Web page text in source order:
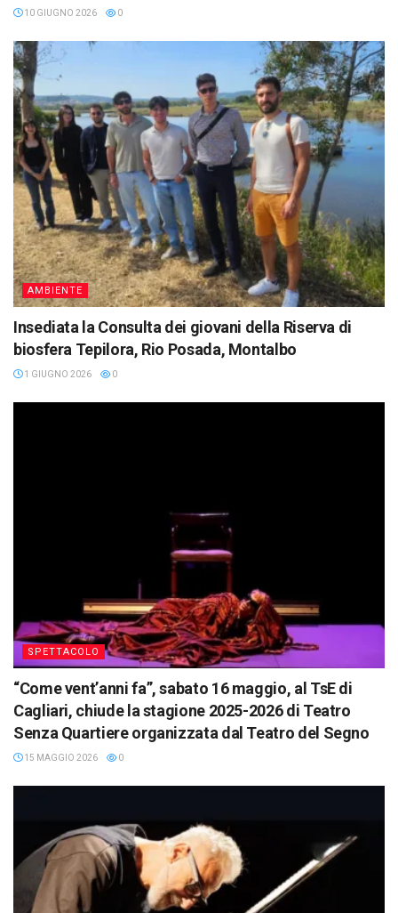
10 GIUGNO 2026 0
AMBIENTE
Insediata la Consulta dei giovani della Riserva di
biosfera Tepilora, Rio Posada, Montalbo
1 GIUGNO 2026 0
SPETTACOLO
“Come vent’anni fa”, sabato 16 maggio, al TsE di
Cagliari, chiude la stagione 2025-2026 di Teatro
Senza Quartiere organizzata dal Teatro del Segno
15 MAGGIO 2026 0